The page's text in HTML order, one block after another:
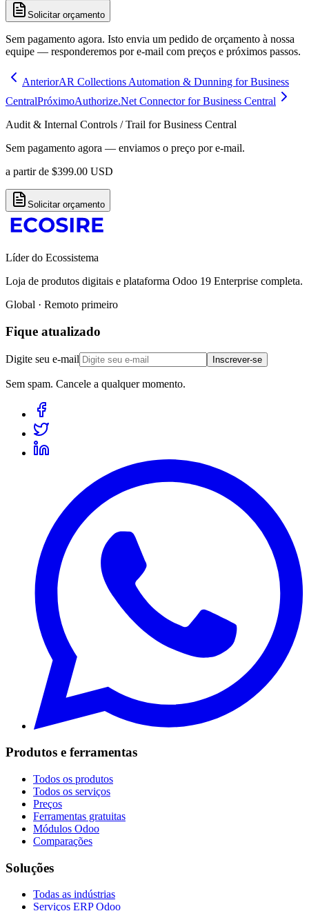
Solicitar orçamento
Sem pagamento agora. Isto envia um pedido de orçamento à nossa
equipe — responderemos por e-mail com preços e próximos passos.
AnteriorAR Collections Automation & Dunning for Business
CentralPróximoAuthorize.Net Connector for Business Central
Audit & Internal Controls / Trail for Business Central
Sem pagamento agora — enviamos o preço por e-mail.
a partir de $399.00 USD
Solicitar orçamento
Líder do Ecossistema
Loja de produtos digitais e plataforma Odoo 19 Enterprise completa.
Global · Remoto primeiro
Fique atualizado
Digite seu e-mail Inscrever-se
Sem spam. Cancele a qualquer momento.
Produtos e ferramentas
Todos os produtos
Todos os serviços
Preços
Ferramentas gratuitas
Módulos Odoo
Comparações
Soluções
Todas as indústrias
Serviços ERP Odoo